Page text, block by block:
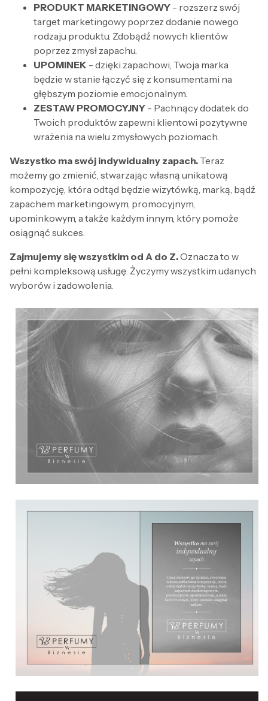
PRODUKT MARKETINGOWY - rozszerz swój
target marketingowy poprzez dodanie nowego
rodzaju produktu. Zdobądź nowych klientów
poprzez zmysł zapachu.
UPOMINEK - dzięki zapachowi, Twoja marka
będzie w stanie łączyć się z konsumentami na
głębszym poziomie emocjonalnym.
ZESTAW PROMOCYJNY - Pachnący dodatek do
Twoich produktów zapewni klientowi pozytywne
wrażenia na wielu zmysłowych poziomach.
Wszystko ma swój indywidualny zapach. Teraz
możemy go zmienić, stwarzając własną unikatową
kompozycję, która odtąd będzie wizytówką, marką, bądź
zapachem marketingowym, promocyjnym,
upominkowym, a także każdym innym, który pomoże
osiągnąć sukces.
Zajmujemy się wszystkim od A do Z.Oznacza to w
pełni kompleksową usługę. Życzymy wszystkim udanych
wyborów i zadowolenia.